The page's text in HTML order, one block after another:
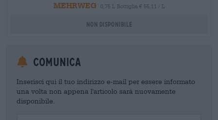
MEHRWEG
0,75 L Bottiglia € 55,11 / L
Non disponibile
Comunica
Inserisci qui il tuo indirizzo e-mail per essere informato
una volta non appena l'articolo sarà nuovamente
disponibile.